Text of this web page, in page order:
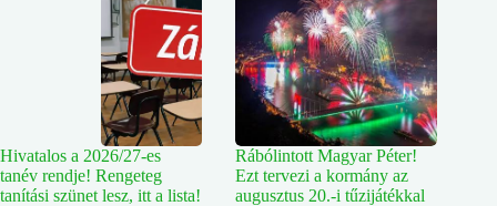
Hivatalos a 2026/27-es
tanév rendje! Rengeteg
tanítási szünet lesz, itt a lista!
Rábólintott Magyar Péter!
Ezt tervezi a kormány az
augusztus 20.-i tűzijátékkal